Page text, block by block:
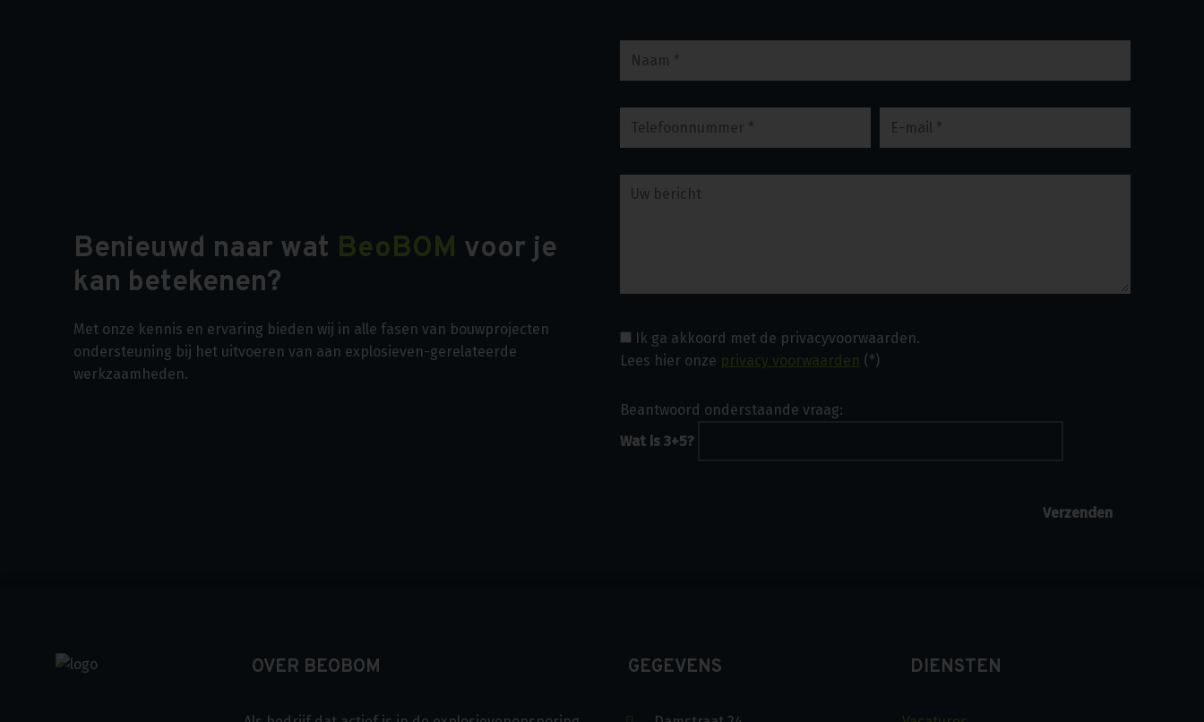
Benieuwd naar wat BeoBOM voor je
kan betekenen?
Met onze kennis en ervaring bieden wij in alle fasen van bouwprojecten
ondersteuning bij het uitvoeren van aan explosieven-gerelateerde
werkzaamheden.
Ik ga akkoord met de privacyvoorwaarden.
Lees hier onze privacy voorwaarden (*)
Beantwoord onderstaande vraag:
Wat is 3+5?
OVER BEOBOM GEGEVENS DIENSTEN